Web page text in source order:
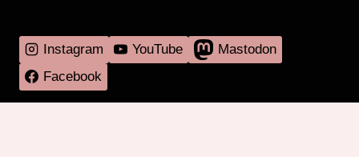
Instagram YouTube
Mastodon
Facebook